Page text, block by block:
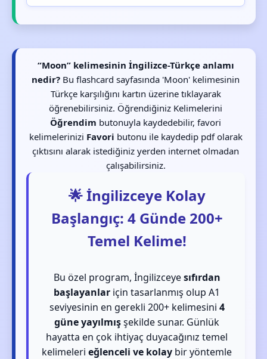
“Moon” kelimesinin İngilizce-Türkçe anlamı
nedir? Bu flashcard sayfasında 'Moon' kelimesinin
Türkçe karşılığını kartın üzerine tıklayarak
öğrenebilirsiniz. Öğrendiğiniz Kelimelerini
Öğrendim butonuyla kaydedebilir, favori
kelimelerinizi Favori butonu ile kaydedip pdf olarak
çıktısını alarak istediğiniz yerden internet olmadan
çalışabilirsiniz.
🌟 İngilizceye Kolay
Başlangıç: 4 Günde 200+
Temel Kelime!
Bu özel program, İngilizceyesıfırdan
başlayanlar için tasarlanmış olup A1
seviyesinin en gerekli 200+ kelimesini 4
güne yayılmışşekilde sunar. Günlük
hayatta en çok ihtiyaç duyacağınız temel
kelimelerieğlenceli ve kolay bir yöntemle